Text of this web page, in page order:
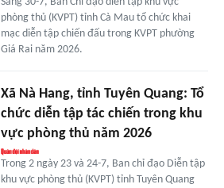
phòng thủ (KVPT) tỉnh Cà Mau tổ chức khai
mạc diễn tập chiến đấu trong KVPT phường
Giá Rai năm 2026.
Xã Nà Hang, tỉnh Tuyên Quang: Tổ
chức diễn tập tác chiến trong khu
vực phòng thủ năm 2026
Trong 2 ngày 23 và 24-7, Ban chỉ đạo Diễn tập
khu vực phòng thủ (KVPT) tỉnh Tuyên Quang